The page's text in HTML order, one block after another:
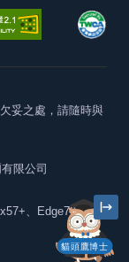
貓頭鷹博士
妥之處，請隨時與
限公司
、Edge79+及